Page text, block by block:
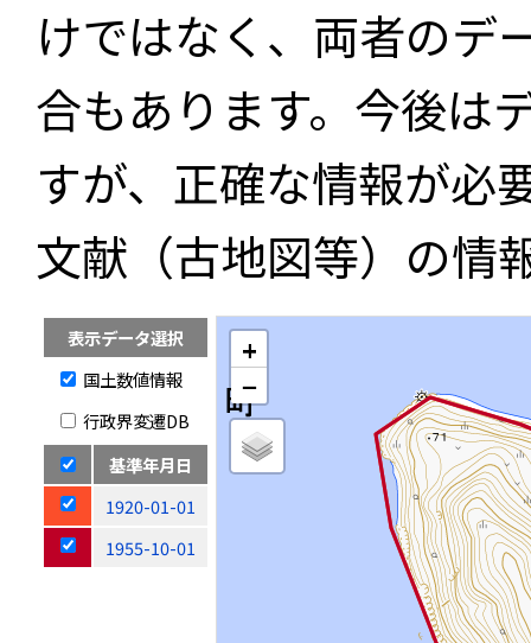
けではなく、両者のデ
合もあります。今後は
すが、正確な情報が必
文献（古地図等）の情
表示データ選択
国土数値情報
行政界変遷DB
基準年月日
1920-01-01
1955-10-01
+
−